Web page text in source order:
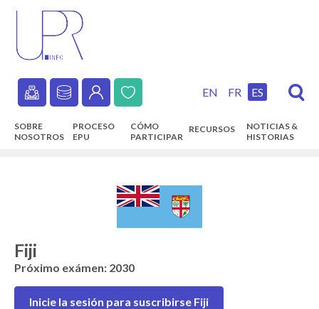
content
Secondary
navigation
EN FR ES
SOBRE
NOSOTROS
PROCESO
EPU
CÓMO
PARTICIPAR
RECURSOS
NOTICIAS &
HISTORIAS
Fiji
Próximo exámen: 2030
Inicie la sesión para suscribirse Fiji